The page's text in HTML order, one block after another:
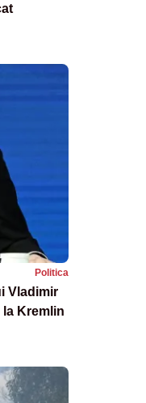
Politica
Vladimir
la Kremlin